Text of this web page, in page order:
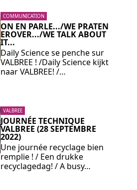
COMMUNICATION
ON EN PARLE.../WE PRATEN
EROVER.../WE TALK ABOUT
IT...
Daily Science se penche sur
VALBREE ! /Daily Science kijkt
naar VALBREE! /…
VALBREE
JOURNÉE TECHNIQUE
VALBREE (28 SEPTEMBRE
2022)
Une journée recyclage bien
remplie ! / Een drukke
recyclagedag! / A busy…